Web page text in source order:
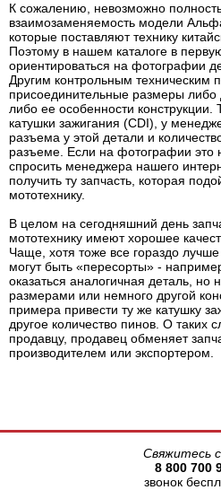
К сожалению, невозможно
взаимозаменяемость модели
которые поставляют технику
Поэтому в нашем каталоге в
ориентироваться на фотографии
Другим контрольным техническим
присоединительные размеры либо
либо ее особенности конструкции.
катушки зажигания (CDI), у
разъема у этой детали и
разъеме. Если на фотографии это
спросить менеджера нашего
получить ту запчасть, которая
мототехнику.
В целом на сегодняшний день
мототехнику имеют хорошее
Чаще, хотя тоже все гораздо лучше
могут быть «пересорты» -
оказаться аналогичная деталь, но
размерами или немного другой
примера привести ту же катушку
другое количество пинов. О таких
продавцу, продавец обменяет
производителем или экспортером.
Свяжитесь
8 800 700
звонок